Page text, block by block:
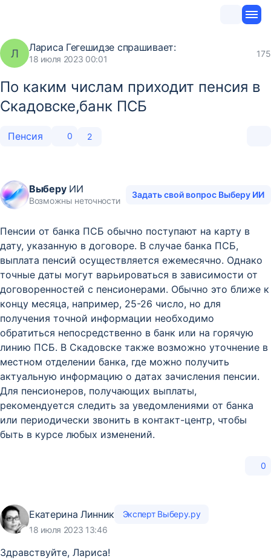
Л Лариса Гегешидзе спрашивает:
18 июля 2023 00:01
175
По каким числам приходит пенсия в
Скадовске,банк ПСБ
Пенсия 0 2
ВыберуИИ
Возможны неточности
Задать свой вопрос Выберу ИИ
Пенсии от банка ПСБ обычно поступают на карту в
дату, указанную в договоре. В случае банка ПСБ,
выплата пенсий осуществляется ежемесячно. Однако
точные даты могут варьироваться в зависимости от
договоренностей с пенсионерами. Обычно это ближе к
концу месяца, например, 25-26 число, но для
получения точной информации необходимо
обратиться непосредственно в банк или на горячую
линию ПСБ. В Скадовске также возможно уточнение в
местном отделении банка, где можно получить
актуальную информацию о датах зачисления пенсии.
Для пенсионеров, получающих выплаты,
рекомендуется следить за уведомлениями от банка
или периодически звонить в контакт-центр, чтобы
быть в курсе любых изменений.
0
Екатерина Линник
Эксперт Выберу.ру
18 июля 2023 13:46
Здравствуйте, Лариса!